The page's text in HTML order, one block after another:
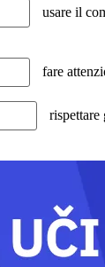
usare il
fare